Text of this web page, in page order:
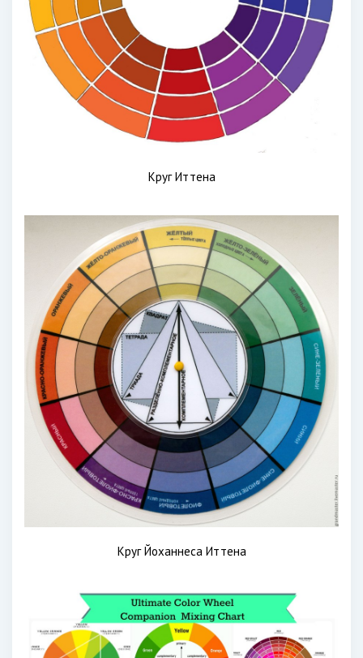
Круг Иттена
Круг Йоханнеса Иттена